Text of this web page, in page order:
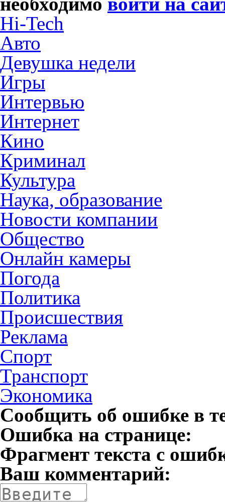
Hi-Tech
Авто
Девушка недели
Игры
Интервью
Интернет
Кино
Криминал
Культура
Наука, образование
Новости компании
Общество
Онлайн камеры
Погода
Политика
Происшествия
Реклама
Спорт
Транспорт
Экономика
Сообщить об ошибке в
Ошибка на странице:
Фрагмент текста с
Ваш комментарий: